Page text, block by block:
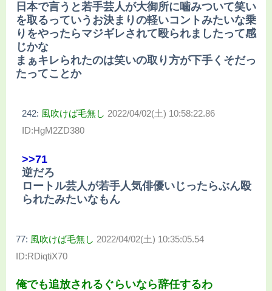
日本で言うと若手芸人が大御所に噛みついて笑い
を取るっていうお決まりの軽いコントみたいな乗
りをやったらマジギレされて殴られましたって感
じかな
まぁキレられたのは笑いの取り方が下手くそだっ
たってことか
242: 風吹けば毛無し 2022/04/02(土) 10:58:22.86
ID:HgM2ZD380
>>71
逆だろ
ロートル芸人が若手人気俳優いじったらぶん殴
られたみたいなもん
77: 風吹けば毛無し 2022/04/02(土) 10:35:05.54
ID:RDiqtiX70
俺でも追放されるぐらいなら辞任するわ